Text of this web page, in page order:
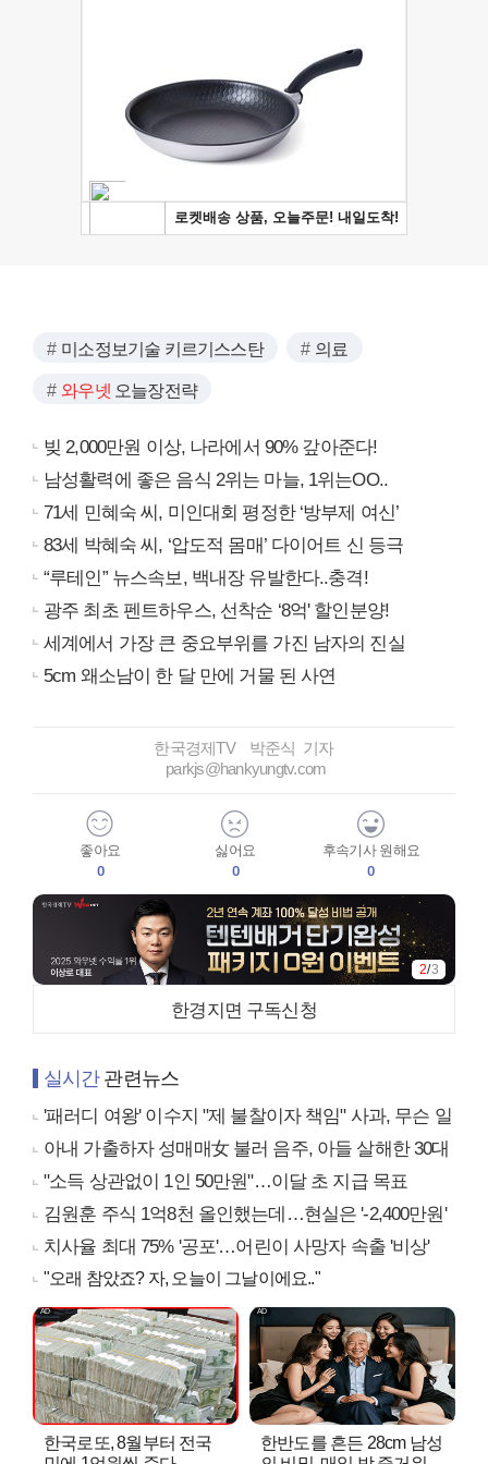
미소정보기술 키르기스스탄 의료
와우넷 오늘장전략
빚 2,000만원 이상, 나라에서 90% 갚아준다!
남성활력에 좋은 음식 2위는 마늘, 1위는OO..
71세 민혜숙 씨, 미인대회 평정한 ‘방부제 여신’
83세 박혜숙 씨, ‘압도적 몸매’ 다이어트 신 등극
“루테인” 뉴스속보, 백내장 유발한다..충격!
광주 최초 펜트하우스, 선착순 ‘8억' 할인분양!
세계에서 가장 큰 중요부위를 가진 남자의 진실
5cm 왜소남이 한 달 만에 거물 된 사연
한국경제TV 박준식 기자
parkjs@hankyungtv.com
좋아요
0
싫어요
0
후속기사 원해요
0
3/3
한경지면 구독신청
실시간관련뉴스
'패러디 여왕' 이수지 "제 불찰이자 책임" 사과, 무슨 일
아내 가출하자 성매매女 불러 음주, 아들 살해한 30대
"소득 상관없이 1인 50만원"…이달 초 지급 목표
김원훈 주식 1억8천 올인했는데…현실은 '-2,400만원'
치사율 최대 75% '공포'…어린이 사망자 속출 '비상'
"오래 참았죠? 자, 오늘이 그날이에요.."
한국로또, 8월부터 전국
한반도를 흔든 28cm 남성